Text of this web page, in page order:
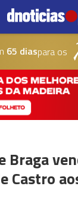
65 diaspara os
Braga
Castro